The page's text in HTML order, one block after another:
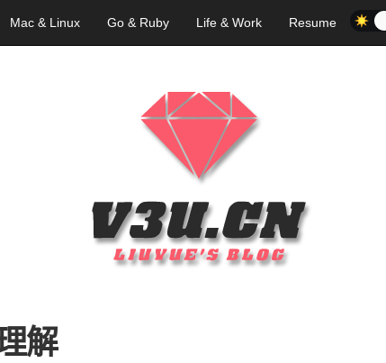
Mac & Linux Go & Ruby Life & Work Resume
解